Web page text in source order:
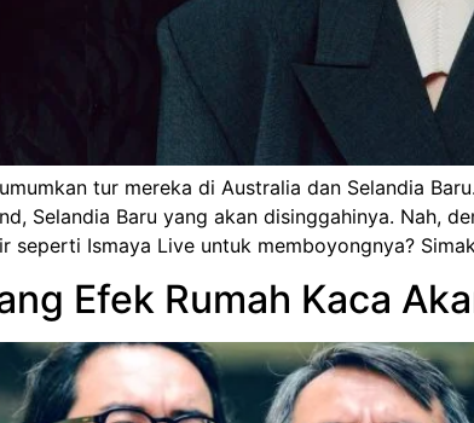
tur mereka di Australia dan Selandia
Selandia Baru yang akan disinggahinya. Nah,
seperti Ismaya Live untuk memboyongnya?
Efek Rumah Kaca